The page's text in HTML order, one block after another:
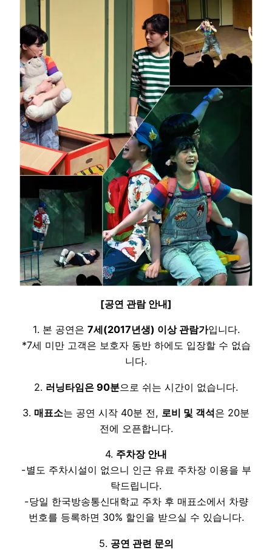
[공연 관람 안내]
1. 본 공연은 7세(2017년생) 이상 관람가입니다.
*7세 미만 고객은 보호자 동반 하에도 입장할 수 없습
니다.
2. 러닝타임은 90분으로 쉬는 시간이 없습니다.
3. 매표소는 공연 시작 40분 전, 로비 및 객석은 20분
전에 오픈합니다.
4. 주차장 안내
-별도 주차시설이 없으니 인근 유료 주차장 이용을 부
탁드립니다.
-당일 한국방송통신대학교 주차 후 매표소에서 차량
번호를 등록하면 30% 할인을 받으실 수 있습니다.
5. 공연 관련 문의